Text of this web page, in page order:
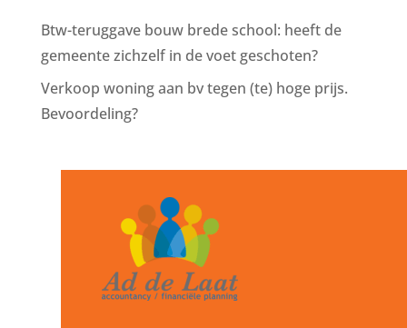
Btw-teruggave bouw brede school: heeft de
gemeente zichzelf in de voet geschoten?
Verkoop woning aan bv tegen (te) hoge prijs.
Bevoordeling?